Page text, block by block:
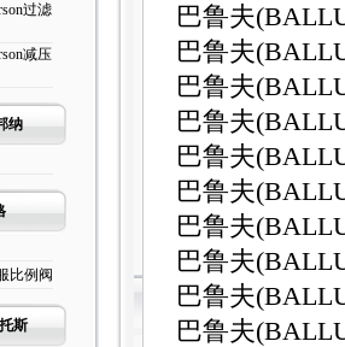
过滤
减压
纳
比例阀
斯
巴鲁夫
巴鲁夫
巴鲁夫
巴鲁夫
巴鲁夫
巴鲁夫
巴鲁夫
巴鲁夫
巴鲁夫
巴鲁夫